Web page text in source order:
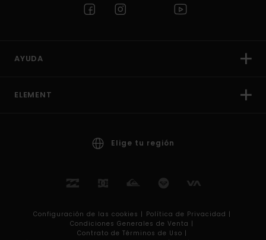
AYUDA
ELEMENT
Elige tu región
Configuración de las cookies | Política de Privacidad |
Condiciones Generales de Venta |
Contrato de Términos de Uso |